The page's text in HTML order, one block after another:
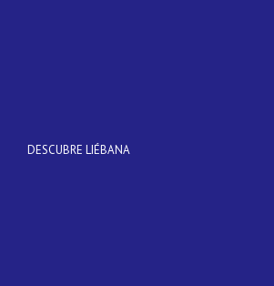
DESCUBRE LIÉBANA